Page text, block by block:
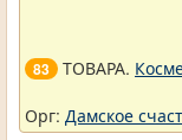
83 ТОВАРА.
Орг: Дамское